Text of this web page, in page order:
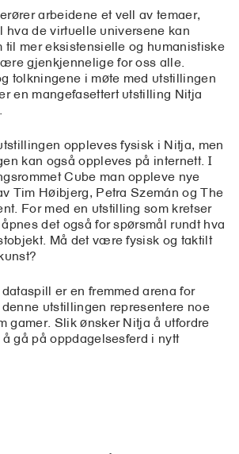
arbeidene et vell av temaer,
hva de virtuelle universene kan
til mer eksistensielle og humanistiske
gjenkjennelige for oss alle.
tolkningene i møte med utstillingen
en mangefasettert utstilling Nitja
oppleves fysisk i Nitja, men
kan også oppleves på internett. I
Cube man oppleve nye
Tim Høibjerg, Petra Szemán og The
For med en utstilling som kretser
det også for spørsmål rundt hva
Må det være fysisk og taktilt
er en fremmed arena for
utstillingen representere noe
gamer. Slik ønsker Nitja å utfordre
gå på oppdagelsesferd i nytt